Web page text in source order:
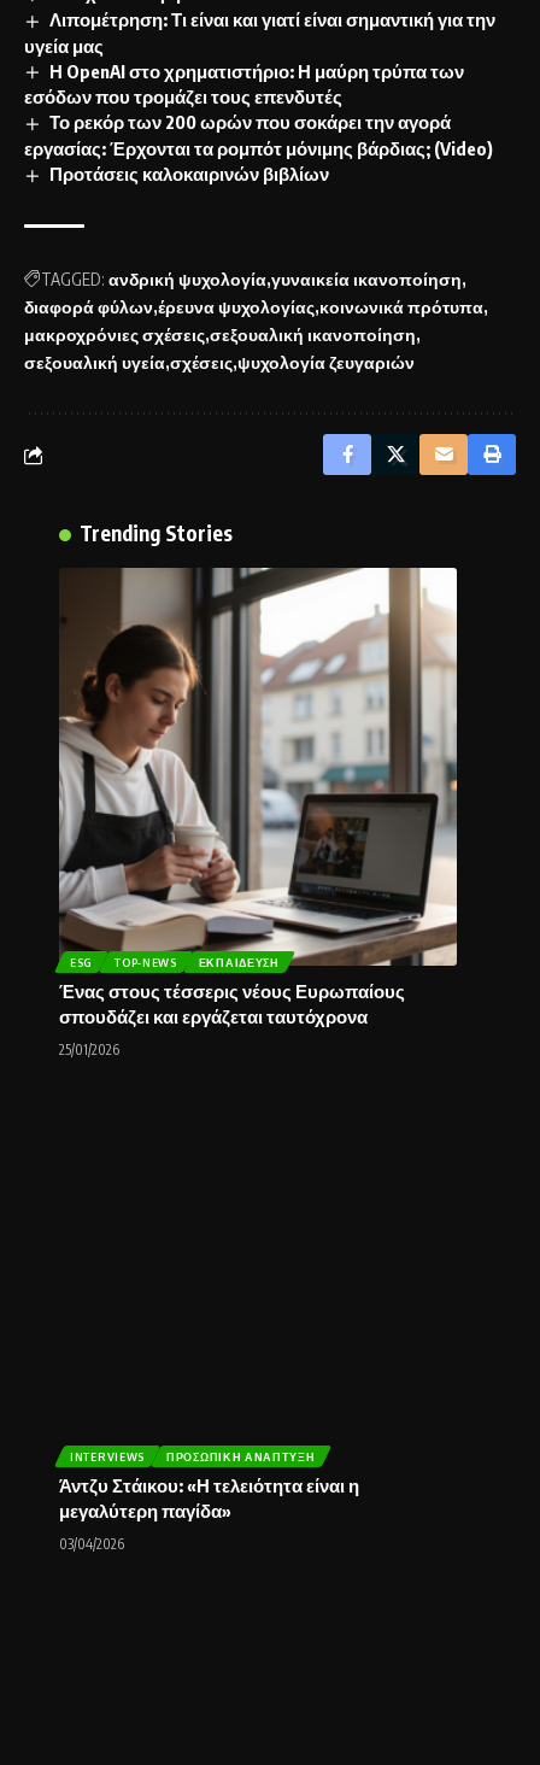
Λιπομέτρηση: Τι είναι και γιατί είναι σημαντική για την
υγεία μας
Η OpenAI στο χρηματιστήριο: Η μαύρη τρύπα των
εσόδων που τρομάζει τους επενδυτές
Το ρεκόρ των 200 ωρών που σοκάρει την αγορά
εργασίας: Έρχονται τα ρομπότ μόνιμης βάρδιας; (Video)
Προτάσεις καλοκαιρινών βιβλίων
TAGGED: ανδρική ψυχολογία γυναικεία ικανοποίηση
διαφορά φύλων έρευνα ψυχολογίας κοινωνικά πρότυπα
μακροχρόνιες σχέσεις σεξουαλική ικανοποίηση
σεξουαλική υγεία σχέσεις ψυχολογία ζευγαριών
Trending Stories
ESG TOP-NEWS ΕΚΠΑΊΔΕΥΣΗ
Ένας στους τέσσερις νέους Ευρωπαίους
σπουδάζει και εργάζεται ταυτόχρονα
25/01/2026
INTERVIEWS ΠΡΟΣΩΠΙΚΉ ΑΝΆΠΤΥΞΗ
Άντζυ Στάικου: «Η τελειότητα είναι η
μεγαλύτερη παγίδα»
03/04/2026